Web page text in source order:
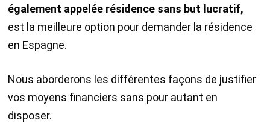
également appelée résidence sans but lucratif,
est la meilleure option pour demander la résidence
en Espagne.
Nous aborderons les différentes façons de justifier
vos moyens financiers sans pour autant en
disposer.